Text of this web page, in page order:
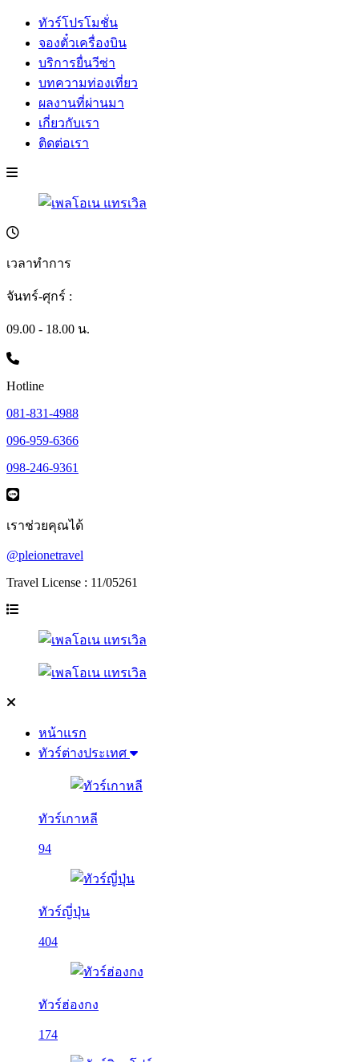
ทัวร์โปรโมชั่น
จองตั๋วเครื่องบิน
บริการยื่นวีซ่า
บทความท่องเที่ยว
ผลงานที่ผ่านมา
เกี่ยวกับเรา
ติดต่อเรา
เวลาทำการ
จันทร์-ศุกร์ :
09.00 - 18.00 น.
Hotline
081-831-4988
096-959-6366
098-246-9361
เราช่วยคุณได้
@pleionetravel
Travel License : 11/05261
หน้าแรก
ทัวร์ต่างประเทศ
ทัวร์เกาหลี
94
ทัวร์ญี่ปุ่น
404
ทัวร์ฮ่องกง
174